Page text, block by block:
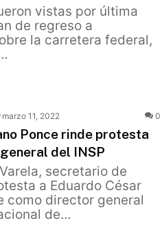
vistas por última
de regreso a
la carretera federal,
marzo 11, 2022 0
Ponce rinde protesta
del INSP
secretario de
a Eduardo César
como director general
de…